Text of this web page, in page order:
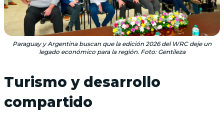
Paraguay y Argentina buscan que la edición 2026 del WRC deje un
legado económico para la región. Foto: Gentileza
Turismo y desarrollo
compartido